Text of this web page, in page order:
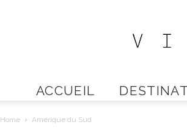
ACCUEIL
Home Amérique du Sud